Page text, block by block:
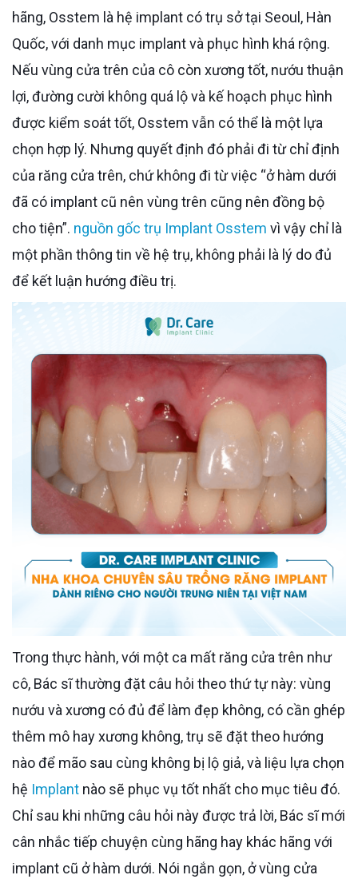
hãng, Osstem là hệ implant có trụ sở tại Seoul, Hàn
Quốc, với danh mục implant và phục hình khá rộng.
Nếu vùng cửa trên của cô còn xương tốt, nướu thuận
lợi, đường cười không quá lộ và kế hoạch phục hình
được kiểm soát tốt, Osstem vẫn có thể là một lựa
chọn hợp lý. Nhưng quyết định đó phải đi từ chỉ định
của răng cửa trên, chứ không đi từ việc “ở hàm dưới
đã có implant cũ nên vùng trên cũng nên đồng bộ
cho tiện”. nguồn gốc trụ Implant Osstem vì vậy chỉ là
một phần thông tin về hệ trụ, không phải là lý do đủ
để kết luận hướng điều trị.
Trong thực hành, với một ca mất răng cửa trên như
cô, Bác sĩ thường đặt câu hỏi theo thứ tự này: vùng
nướu và xương có đủ để làm đẹp không, có cần ghép
thêm mô hay xương không, trụ sẽ đặt theo hướng
nào để mão sau cùng không bị lộ giả, và liệu lựa chọn
hệ Implant nào sẽ phục vụ tốt nhất cho mục tiêu đó.
Chỉ sau khi những câu hỏi này được trả lời, Bác sĩ mới
cân nhắc tiếp chuyện cùng hãng hay khác hãng với
implant cũ ở hàm dưới. Nói ngắn gọn, ở vùng cửa